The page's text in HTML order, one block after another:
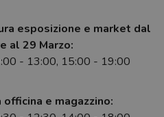
esposizione e market dal
al 29 Marzo:
- 13:00, 15:00 - 19:00
e magazzino: